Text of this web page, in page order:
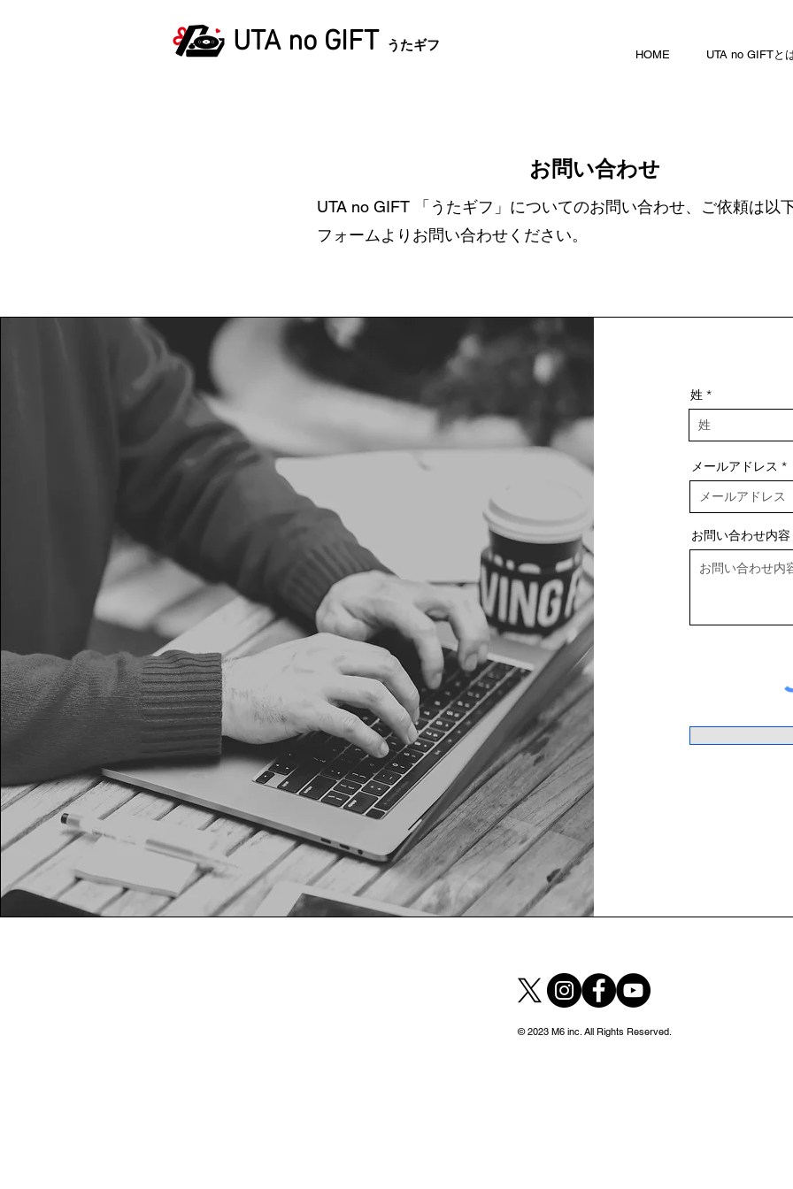
UTA no GIFT うたギフ
HOME UTA no GIFTと
お問い合わせ
UTA no GIFT 「うたギフ」についてのお問い合わせ、ご依頼は以
フォームよりお問い合わせください。
姓
メールアドレス
お問い合わせ内容
© 2023 M6 inc. All Rights Reserved.